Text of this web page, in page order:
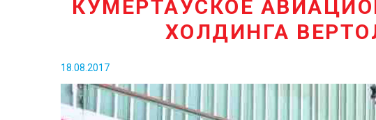
КУМЕРТАУСКОЕ
ХОЛДИНГА
18.08.2017